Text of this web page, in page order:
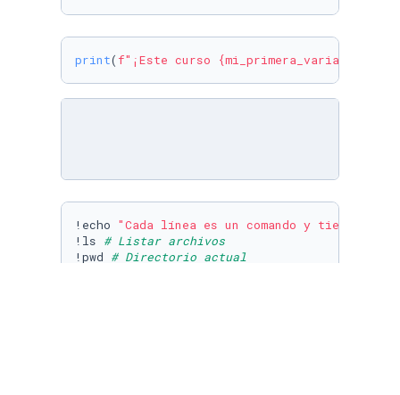
print( f"¡Este curso {mi_primera_variable}
!echo "Cada línea es un comando y tiene su
!ls # Listar archivos
!pwd # Directorio actual